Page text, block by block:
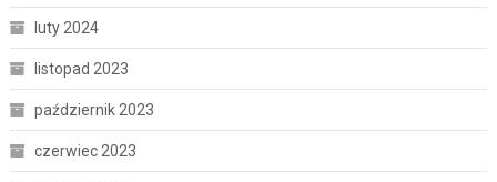
luty 2024
listopad 2023
październik 2023
czerwiec 2023